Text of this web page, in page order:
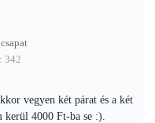
342
vegyen két párat és a két
kerül 4000 Ft-ba se :).